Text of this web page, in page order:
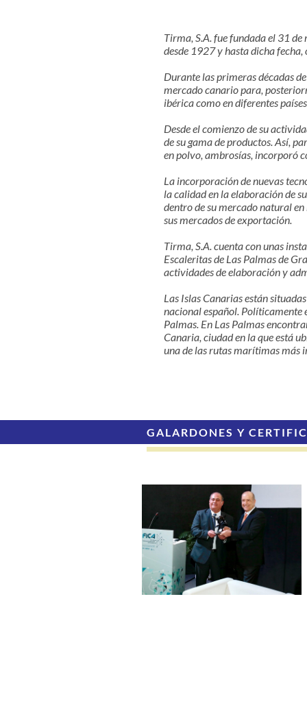
Tirma, S.A. fue fundada el 31
desde 1927 y hasta dicha
Durante las primeras décadas
mercado canario para,
ibérica como en diferentes
Desde el comienzo de su
de su gama de productos. Así,
en polvo, ambrosías, incorporó
La incorporación de nuevas
la calidad en la elaboración de
dentro de su mercado natural
sus mercados de exportación.
Tirma, S.A. cuenta con unas
Escaleritas de Las Palmas de
actividades de elaboración y
Las Islas Canarias están
nacional español. Políticamente
Palmas. En Las Palmas
Canaria, ciudad en la que está
una de las rutas marítimas más
GALARDONES Y